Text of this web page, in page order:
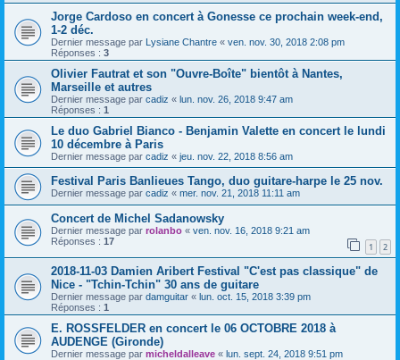
Jorge Cardoso en concert à Gonesse ce prochain week-end,
1-2 déc.
Dernier message par Lysiane Chantre « ven. nov. 30, 2018 2:08 pm
Réponses : 3
Olivier Fautrat et son "Ouvre-Boîte" bientôt à Nantes,
Marseille et autres
Dernier message par cadiz « lun. nov. 26, 2018 9:47 am
Réponses : 1
Le duo Gabriel Bianco - Benjamin Valette en concert le lundi
10 décembre à Paris
Dernier message par cadiz « jeu. nov. 22, 2018 8:56 am
Festival Paris Banlieues Tango, duo guitare-harpe le 25 nov.
Dernier message par cadiz « mer. nov. 21, 2018 11:11 am
Concert de Michel Sadanowsky
Dernier message par rolanbo « ven. nov. 16, 2018 9:21 am
Réponses : 17 1 2
2018-11-03 Damien Aribert Festival "C'est pas classique" de
Nice - "Tchin-Tchin" 30 ans de guitare
Dernier message par damguitar « lun. oct. 15, 2018 3:39 pm
Réponses : 1
E. ROSSFELDER en concert le 06 OCTOBRE 2018 à
AUDENGE (Gironde)
Dernier message par micheldalleave « lun. sept. 24, 2018 9:51 pm